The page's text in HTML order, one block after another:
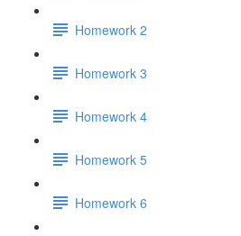
Homework 2
Homework 3
Homework 4
Homework 5
Homework 6